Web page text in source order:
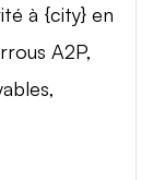
à {city} en
A2P,